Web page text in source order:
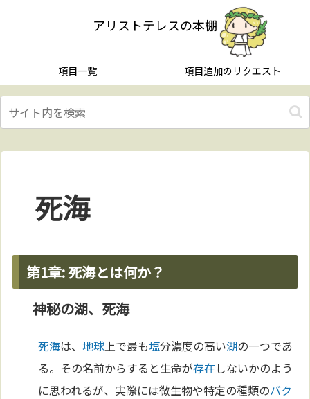
アリストテレスの本棚
項目一覧 項目追加のリクエスト
死海
第1章: 死海とは何か？
神秘の湖、死海
死海は、地球上で最も塩分濃度の高い湖の一つであ
る。その名前からすると生命が存在しないかのよう
に思われるが、実際には微生物や特定の種類のバク